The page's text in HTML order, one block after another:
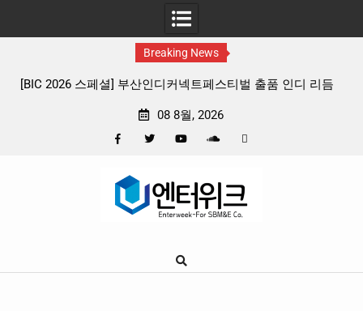
Breaking News
판타지 케이팝 애니메이션 ‘고스트밴드’ 8월 26일(수) 개봉
08 8월, 2026
Google